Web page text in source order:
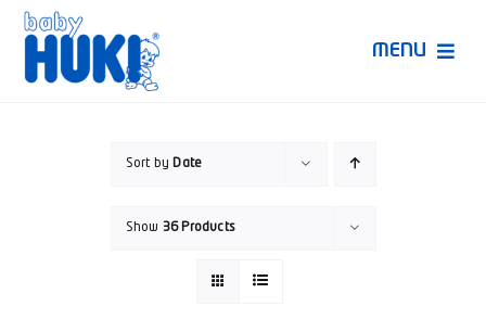
Skip
content
MENU
Sort by Date
Show 36 Products